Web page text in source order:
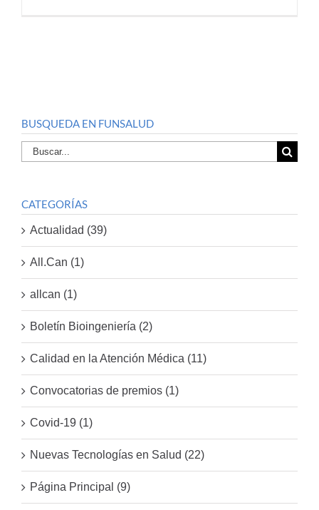
BUSQUEDA EN FUNSALUD
Buscar
por:
CATEGORÍAS
Actualidad (39)
All.Can (1)
allcan (1)
Boletín Bioingeniería (2)
Calidad en la Atención Médica (11)
Convocatorias de premios (1)
Covid-19 (1)
Nuevas Tecnologías en Salud (22)
Página Principal (9)